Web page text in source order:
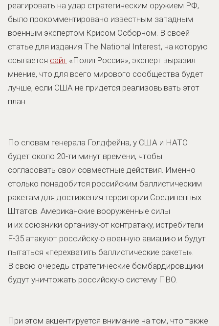
реагировать на удар стратегическим оружием РФ,
было прокомментировано известным западным
военным экспертом Крисом Осборном. В своей
статье для издания The National Interest, на которую
ссылается сайт «ПолитРоссия», эксперт выразил
мнение, что для всего мирового сообщества будет
лучше, если США не придется реализовывать этот
план.
По словам генерала Голдфейна, у США и НАТО
будет около 20-ти минут времени, чтобы
согласовать свои совместные действия. Именно
столько понадобится российским баллистическим
ракетам для достижения территории Соединенных
Штатов. Американские вооруженные силы
и их союзники организуют контратаку, истребители
F-35 атакуют российскую военную авиацию и будут
пытаться «перехватить баллистические ракеты».
В свою очередь стратегические бомбардировщики
будут уничтожать российскую систему ПВО.
При этом акцентируется внимание на том, что также